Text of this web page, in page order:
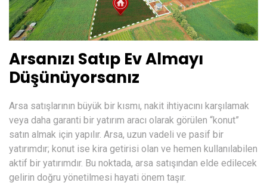
Arsanızı Satıp Ev Almayı
Düşünüyorsanız
Arsa satışlarının büyük bir kısmı, nakit ihtiyacını karşılamak
veya daha garanti bir yatırım aracı olarak görülen “konut”
satın almak için yapılır. Arsa, uzun vadeli ve pasif bir
yatırımdır; konut ise kira getirisi olan ve hemen kullanılabilen
aktif bir yatırımdır. Bu noktada, arsa satışından elde edilecek
gelirin doğru yönetilmesi hayati önem taşır.